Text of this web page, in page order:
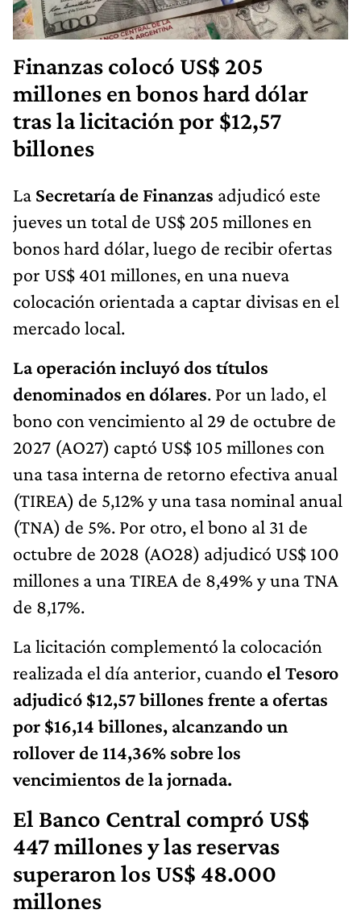
Finanzas colocó US$ 205
millones en bonos hard dólar
tras la licitación por $12,57
billones
La Secretaría de Finanzas adjudicó este
jueves un total de US$ 205 millones en
bonos hard dólar, luego de recibir ofertas
por US$ 401 millones, en una nueva
colocación orientada a captar divisas en el
mercado local.
La operación incluyó dos títulos
denominados en dólares. Por un lado, el
bono con vencimiento al 29 de octubre de
2027 (AO27) captó US$ 105 millones con
una tasa interna de retorno efectiva anual
(TIREA) de 5,12% y una tasa nominal anual
(TNA) de 5%. Por otro, el bono al 31 de
octubre de 2028 (AO28) adjudicó US$ 100
millones a una TIREA de 8,49% y una TNA
de 8,17%.
La licitación complementó la colocación
realizada el día anterior, cuando el Tesoro
adjudicó $12,57 billones frente a ofertas
por $16,14 billones, alcanzando un
rollover de 114,36% sobre los
vencimientos de la jornada.
El Banco Central compró US$
447 millones y las reservas
superaron los US$ 48.000
millones